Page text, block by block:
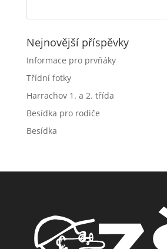
Nejnovější příspěvky
Informace pro prvňáky
Třídní fotky
Harrachov 1. a 2. třída
Besídka pro rodiče
Besídka